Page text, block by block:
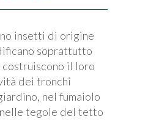
insetti di origine
soprattutto
costruiscono il loro
dei tronchi
nel fumaiolo
tegole del tetto